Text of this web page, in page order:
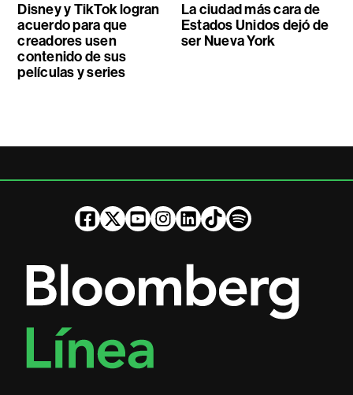
Disney y TikTok logran
acuerdo para que
creadores usen
contenido de sus
películas y series
La ciudad más cara de
Estados Unidos dejó de
ser Nueva York